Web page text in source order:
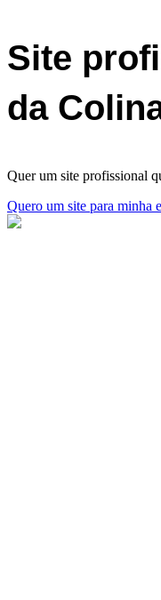
Site
da
Quer um site profissional
Quero um site para minha